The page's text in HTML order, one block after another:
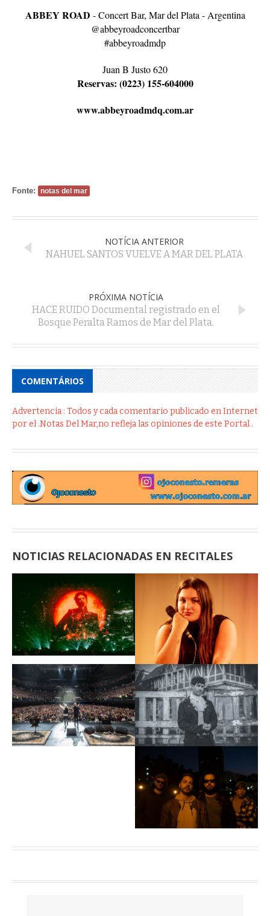
ABBEY ROAD - Concert Bar, Mar del Plata - Argentina
@abbeyroadconcertbar
#abbeyroadmdp
Juan B Justo 620
Reservas: (0223) 155-604000
www.abbeyroadmdq.com.ar
Fonte: notas del mar
NOTÍCIA ANTERIOR
NAHUEL SANTOS VUELVE A MAR DEL PLATA
PRÓXIMA NOTÍCIA
HACE RUIDO Documental registrado en el
Bosque Peralta Ramos de Mar del Plata.
COMENTÁRIOS
Advertencia : Todos y cada comentario publicado en Internet
por el .Notas Del Mar,no refleja las opiniones de este Portal .
NOTICIAS RELACIONADAS EN RECITALES